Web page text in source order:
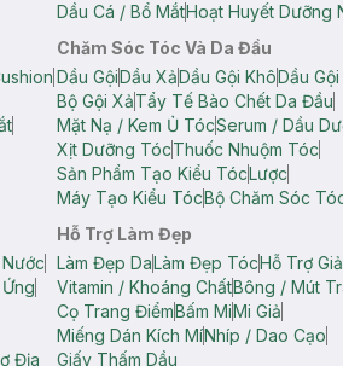
Dầu Cá / Bổ MắtHoạt Huyết Dưỡng
Chăm Sóc Tóc Và Da Đầu
Dầu GộiDầu XảDầu Gội KhôDầu Gội
Bộ Gội XảTẩy Tế Bào Chết Da Đầu
Mặt Nạ / Kem Ủ TócSerum / Dầu
Xịt Dưỡng TócThuốc Nhuộm Tóc
Sản Phẩm Tạo Kiểu TócLược
Máy Tạo Kiểu TócBộ Chăm Sóc
Địa
Hỗ Trợ Làm Đẹp
Làm Đẹp DaLàm Đẹp TócHỗ Trợ
Vitamin / Khoáng ChấtBông / Mút
Cọ Trang ĐiểmBấm MiMi Giả
Miếng Dán Kích MíNhíp / Dao Cạo
Giấy Thấm Dầu